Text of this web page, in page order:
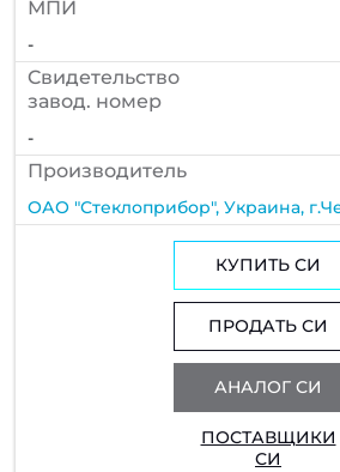
МПИ
-
Cвидетельство
завод. номер
-
Производитель
ОАО "Стеклоприбор", Украина,
КУПИТЬ СИ
ПРОДАТЬ СИ
АНАЛОГ СИ
ПОСТАВЩИКИ
СИ